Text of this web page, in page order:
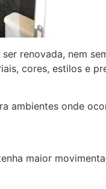
renovada, nem
cores, estilos e
ambientes onde
maior